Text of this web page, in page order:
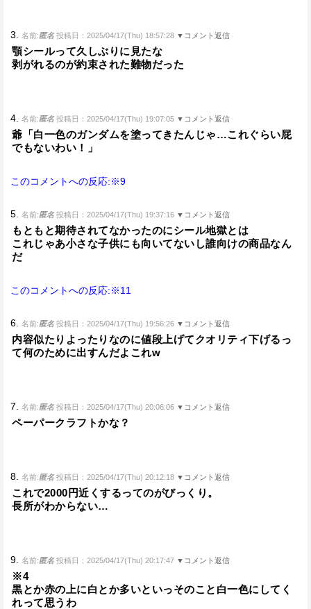
3. 名前:匿名 投稿日：2025/04/17(Thu) 18:57:28 ▼コメント返信
顎シールって久しぶりに見たな
剥がれるのが約束された難物だった
4. 名前:匿名 投稿日：2025/04/17(Thu) 19:07:05 ▼コメント返信
爺「白一色のガンダムを塗ってきたんじゃ…これぐらい屁
でもないわい！」
このコメントへの反応:※9
5. 名前:匿名 投稿日：2025/04/17(Thu) 19:37:16 ▼コメント返信
もともと期待されてなかったのにシール地獄とは
これじゃあ小さな子供にも向いてないし誰向けの商品なん
だ
このコメントへの反応:※11
6. 名前:匿名 投稿日：2025/04/17(Thu) 19:56:26 ▼コメント返信
内容似たりよったりなのに値段上げてクオリティ下げるっ
て何のために出すんだよこれw
7. 名前:匿名 投稿日：2025/04/17(Thu) 20:06:06 ▼コメント返信
ペーパークラフトかな？
8. 名前:匿名 投稿日：2025/04/17(Thu) 20:12:18 ▼コメント返信
これで2000円近くするってのがびっくり。
長所がわからない…
9. 名前:匿名 投稿日：2025/04/17(Thu) 20:17:47 ▼コメント返信
※4
黒とか赤の上に白とか多いといっそのこと白一色にしてく
れって思うわ